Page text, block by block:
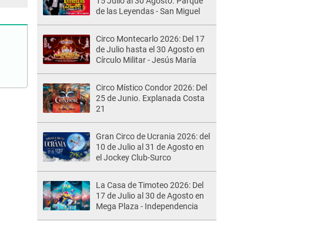
de las Leyendas - San Miguel
Circo Montecarlo 2026: Del 17
de Julio hasta el 30 Agosto en
Círculo Militar - Jesús María
Circo Místico Condor 2026: Del
25 de Junio. Explanada Costa
21
Gran Circo de Ucrania 2026: del
10 de Julio al 31 de Agosto en
el Jockey Club-Surco
La Casa de Timoteo 2026: Del
17 de Julio al 30 de Agosto en
Mega Plaza - Independencia